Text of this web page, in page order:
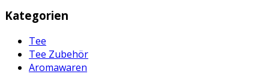
Kategorien
Tee
Tee Zubehör
Aromawaren